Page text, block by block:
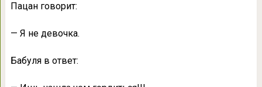
Пацан говорит:
— Я не девочка.
Бабуля в ответ: